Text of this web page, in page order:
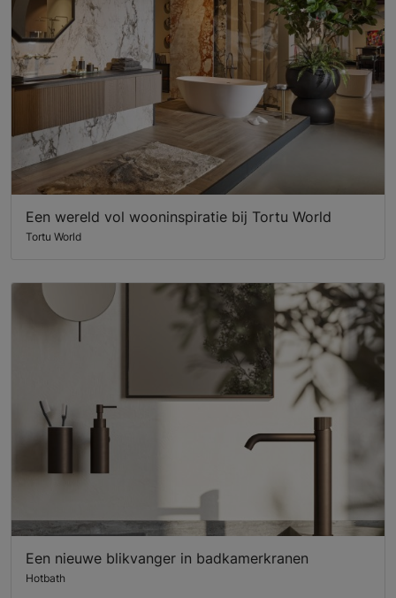
Een wereld vol wooninspiratie bij Tortu World
Tortu World
Een nieuwe blikvanger in badkamerkranen
Hotbath